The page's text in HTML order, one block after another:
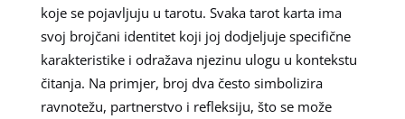
koje se pojavljuju u tarotu. Svaka tarot karta ima
svoj brojčani identitet koji joj dodjeljuje specifične
karakteristike i odražava njezinu ulogu u kontekstu
čitanja. Na primjer, broj dva često simbolizira
ravnotežu, partnerstvo i refleksiju, što se može